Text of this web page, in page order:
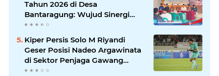
Tahun 2026 di Desa
Bantaragung: Wujud Sinergi
Perguruan Tinggi dalam
Pemberdayaan Masyarakat
Kiper Persis Solo M Riyandi
Geser Posisi Nadeo Argawinata
di Sektor Penjaga Gawang
Timnas Indonesia